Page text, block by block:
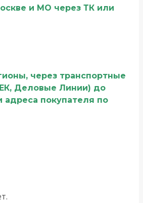
и МО через ТК или
через транспортные
Деловые Линии) до
адреса покупателя по